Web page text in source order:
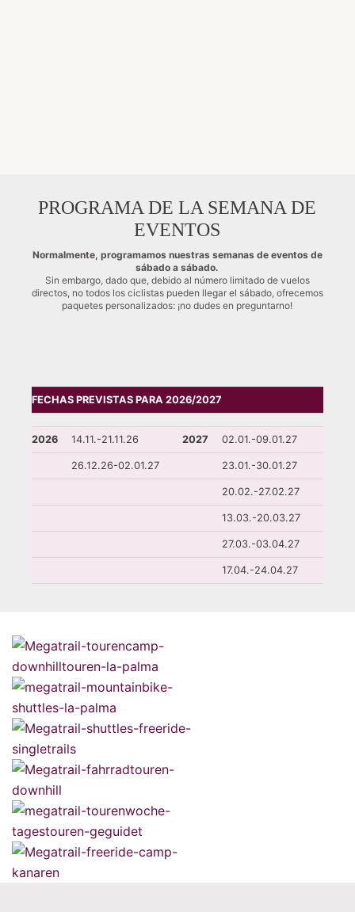
PROGRAMA DE LA SEMANA DE
EVENTOS
Normalmente, programamos nuestras semanas de eventos de
sábado a sábado.
Sin embargo, dado que, debido al número limitado de vuelos
directos, no todos los ciclistas pueden llegar el sábado, ofrecemos
paquetes personalizados: ¡no dudes en preguntarno!
FECHAS PREVISTAS PARA 2026/2027
2026 14.11.-21.11.26 2027 02.01.-09.01.27
26.12.26-02.01.27 23.01.-30.01.27
20.02.-27.02.27
13.03.-20.03.27
27.03.-03.04.27
17.04.-24.04.27